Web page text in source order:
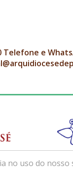
uso do nosso
Telefone e